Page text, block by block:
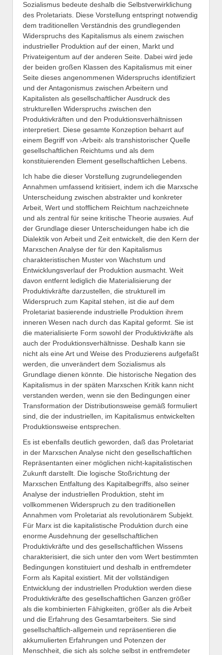
Sozialismus bedeute deshalb die Selbstverwirklichung
des Proletariats. Diese Vorstellung entspringt notwendig
dem traditionellen Verständnis des grundlegenden
Widerspruchs des Kapitalismus als einem zwischen
industrieller Produktion auf der einen, Markt und
Privateigentum auf der anderen Seite. Dabei wird jede
der beiden großen Klassen des Kapitalismus mit einer
Seite dieses angenommenen Widerspruchs identifiziert
und der Antagonismus zwischen Arbeitern und
Kapitalisten als gesellschaftlicher Ausdruck des
strukturellen Widerspruchs zwischen den
Produktivkräften und den Produktionsverhältnissen
interpretiert. Diese gesamte Konzeption beharrt auf
einem Begriff von ›Arbeit‹ als transhistorischer Quelle
gesellschaftlichen Reichtums und als dem
konstituierenden Element gesellschaftlichen Lebens.
Ich habe die dieser Vorstellung zugrundeliegenden
Annahmen umfassend kritisiert, indem ich die Marxsche
Unterscheidung zwischen abstrakter und konkreter
Arbeit, Wert und stofflichem Reichtum nachzeichnete
und als zentral für seine kritische Theorie auswies. Auf
der Grundlage dieser Unterscheidungen habe ich die
Dialektik von Arbeit und Zeit entwickelt, die den Kern der
Marxschen Analyse der für den Kapitalismus
charakteristischen Muster von Wachstum und
Entwicklungsverlauf der Produktion ausmacht. Weit
davon entfernt lediglich die Materialisierung der
Produktivkräfte darzustellen, die strukturell im
Widerspruch zum Kapital stehen, ist die auf dem
Proletariat basierende industrielle Produktion ihrem
inneren Wesen nach durch das Kapital geformt. Sie ist
die materialisierte Form sowohl der Produktivkräfte als
auch der Produktionsverhältnisse. Deshalb kann sie
nicht als eine Art und Weise des Produzierens aufgefaßt
werden, die unverändert dem Sozialismus als
Grundlage dienen könnte. Die historische Negation des
Kapitalismus in der späten Marxschen Kritik kann nicht
verstanden werden, wenn sie den Bedingungen einer
Transformation der Distributionsweise gemäß formuliert
sind, die der industriellen, im Kapitalismus entwickelten
Produktionsweise entsprechen.
Es ist ebenfalls deutlich geworden, daß das Proletariat
in der Marxschen Analyse nicht den gesellschaftlichen
Repräsentanten einer möglichen nicht-kapitalistischen
Zukunft darstellt. Die logische Stoßrichtung der
Marxschen Entfaltung des Kapitalbegriffs, also seiner
Analyse der industriellen Produktion, steht im
vollkommenen Widerspruch zu den traditionellen
Annahmen vom Proletariat als revolutionärem Subjekt.
Für Marx ist die kapitalistische Produktion durch eine
enorme Ausdehnung der gesellschaftlichen
Produktivkräfte und des gesellschaftlichen Wissens
charakterisiert, die sich unter den vom Wert bestimmten
Bedingungen konstituiert und deshalb in entfremdeter
Form als Kapital existiert. Mit der vollständigen
Entwicklung der industriellen Produktion werden diese
Produktivkräfte des gesellschaftlichen Ganzen größer
als die kombinierten Fähigkeiten, größer als die Arbeit
und die Erfahrung des Gesamtarbeiters. Sie sind
gesellschaftlich-allgemein und repräsentieren die
akkumulierten Erfahrungen und Potenzen der
Menschheit, die sich als solche selbst in entfremdeter